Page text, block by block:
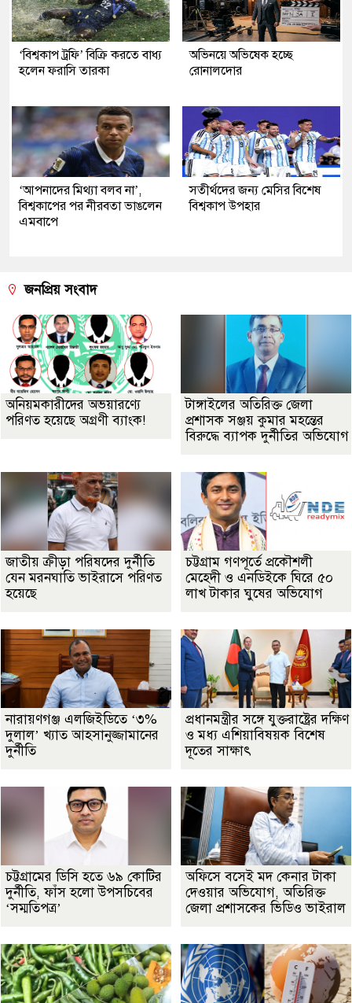
‘বিশ্বকাপ ট্রফি’ বিক্রি করতে বাধ্য
হলেন ফরাসি তারকা
অভিনয়ে অভিষেক হচ্ছে
রোনালদোর
‘আপনাদের মিথ্যা বলব না’,
বিশ্বকাপের পর নীরবতা ভাঙলেন
এমবাপে
সতীর্থদের জন্য মেসির বিশেষ
বিশ্বকাপ উপহার
জনপ্রিয় সংবাদ
অনিয়মকারীদের অভয়ারণ্যে
পরিণত হয়েছে অগ্রণী ব্যাংক!
টাঙ্গাইলের অতিরিক্ত জেলা
প্রশাসক সঞ্জয় কুমার মহন্তের
বিরুদ্ধে ব্যাপক দুর্নীতির অভিযোগ
জাতীয় ক্রীড়া পরিষদের দুর্নীতি
যেন মরনঘাতি ভাইরাসে পরিণত
হয়েছে
চট্টগ্রাম গণপূর্তে প্রকৌশলী
মেহেদী ও এনডিইকে ঘিরে ৫০
লাখ টাকার ঘুষের অভিযোগ
নারায়ণগঞ্জ এলজিইডিতে ‘৩%
দুলাল’ খ্যাত আহসানুজ্জামানের
দুর্নীতি
প্রধানমন্ত্রীর সঙ্গে যুক্তরাষ্ট্রের দক্ষিণ
ও মধ্য এশিয়াবিষয়ক বিশেষ
দূতের সাক্ষাৎ
চট্টগ্রামের ডিসি হতে ৬৯ কোটির
দুর্নীতি, ফাঁস হলো উপসচিবের
‘সম্মতিপত্র’
অফিসে বসেই মদ কেনার টাকা
দেওয়ার অভিযোগ, অতিরিক্ত
জেলা প্রশাসকের ভিডিও ভাইরাল